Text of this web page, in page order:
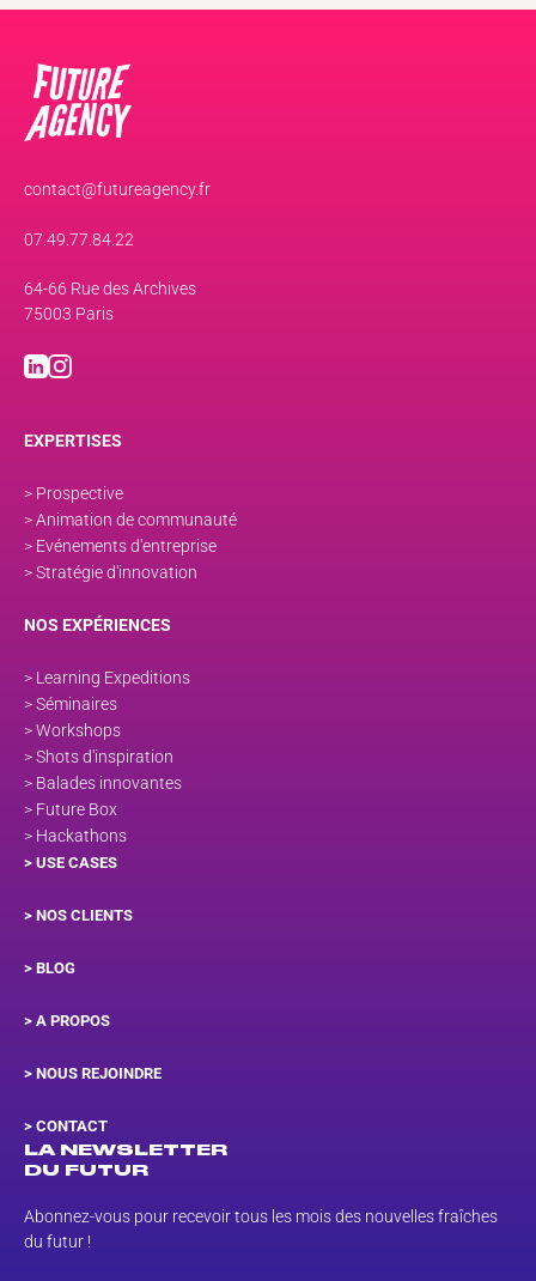
contact@futureagency.fr
07.49.77.84.22
64-66 Rue des Archives
75003 Paris
EXPERTISES
> Prospective
> Animation de communauté
> Evénements d'entreprise
> Stratégie d'innovation
NOS EXPÉRIENCES
> Learning Expeditions
> Séminaires
> Workshops
> Shots d'inspiration
> Balades innovantes
> Future Box
> Hackathons
> USE CASES
> NOS CLIENTS
> BLOG
> A PROPOS
> NOUS REJOINDRE
> CONTACT
LA NEWSLETTER
DU FUTUR
Abonnez-vous pour recevoir tous les mois des nouvelles fraîches
du futur !